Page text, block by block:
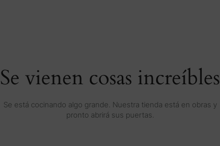
Se vienen cosas increíbles
Se está cocinando algo grande. Nuestra tienda está en obras y
pronto abrirá sus puertas.